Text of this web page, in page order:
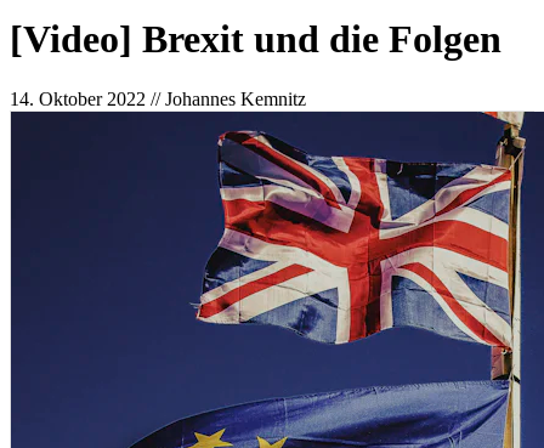
[Video] Brexit und die Folgen
14. Oktober 2022 // Johannes Kemnitz